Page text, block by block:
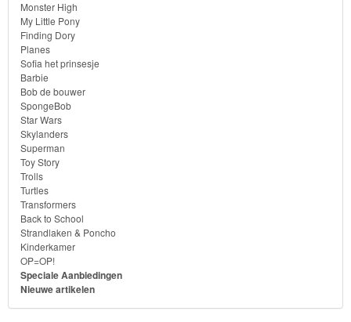
Monster High
My Little Pony
Finding Dory
Planes
Sofia het prinsesje
Barbie
Bob de bouwer
SpongeBob
Star Wars
Skylanders
Superman
Toy Story
Trolls
Turtles
Transformers
Back to School
Strandlaken & Poncho
Kinderkamer
OP=OP!
Speciale Aanbiedingen
Nieuwe artikelen